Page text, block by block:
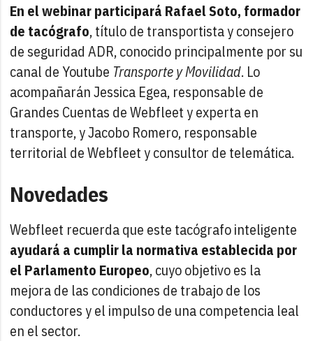
En el webinar participará Rafael Soto, formador
de tacógrafo, título de transportista y consejero
de seguridad ADR, conocido principalmente por su
canal de Youtube Transporte y Movilidad. Lo
acompañarán Jessica Egea, responsable de
Grandes Cuentas de Webfleet y experta en
transporte, y Jacobo Romero, responsable
territorial de Webfleet y consultor de telemática.
Novedades
Webfleet recuerda que este tacógrafo inteligente
ayudará a cumplir la normativa establecida por
el Parlamento Europeo, cuyo objetivo es la
mejora de las condiciones de trabajo de los
conductores y el impulso de una competencia leal
en el sector.